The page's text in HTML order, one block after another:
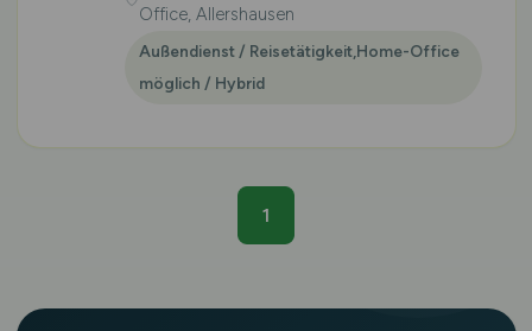
Office, Allershausen
Außendienst / Reisetätigkeit,Home-Office
möglich / Hybrid
1